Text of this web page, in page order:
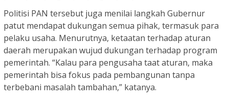
Politisi PAN tersebut juga menilai langkah Gubernur
patut mendapat dukungan semua pihak, termasuk para
pelaku usaha. Menurutnya, ketaatan terhadap aturan
daerah merupakan wujud dukungan terhadap program
pemerintah. “Kalau para pengusaha taat aturan, maka
pemerintah bisa fokus pada pembangunan tanpa
terbebani masalah tambahan,” katanya.